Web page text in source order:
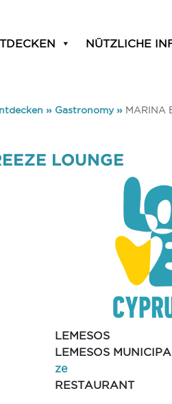
NÜTZLICHE
» Gastronomy» MARINA
LOUNGE
LEMESOS
LEMESOS
ze
RESTAURANT